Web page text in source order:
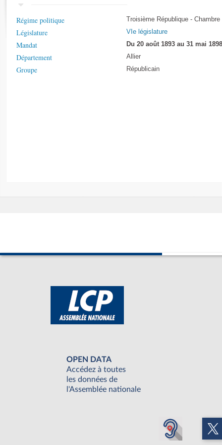
Rapports sur l'application des lois
Régime politique Troisième République -
Législature VIe législature
Mandat Du 20 août 1893 au 31 mai 1898
Département Allier
Groupe Républicain
OPEN DATA
Accédez à toutes
les données de
l'Assemblée nationale